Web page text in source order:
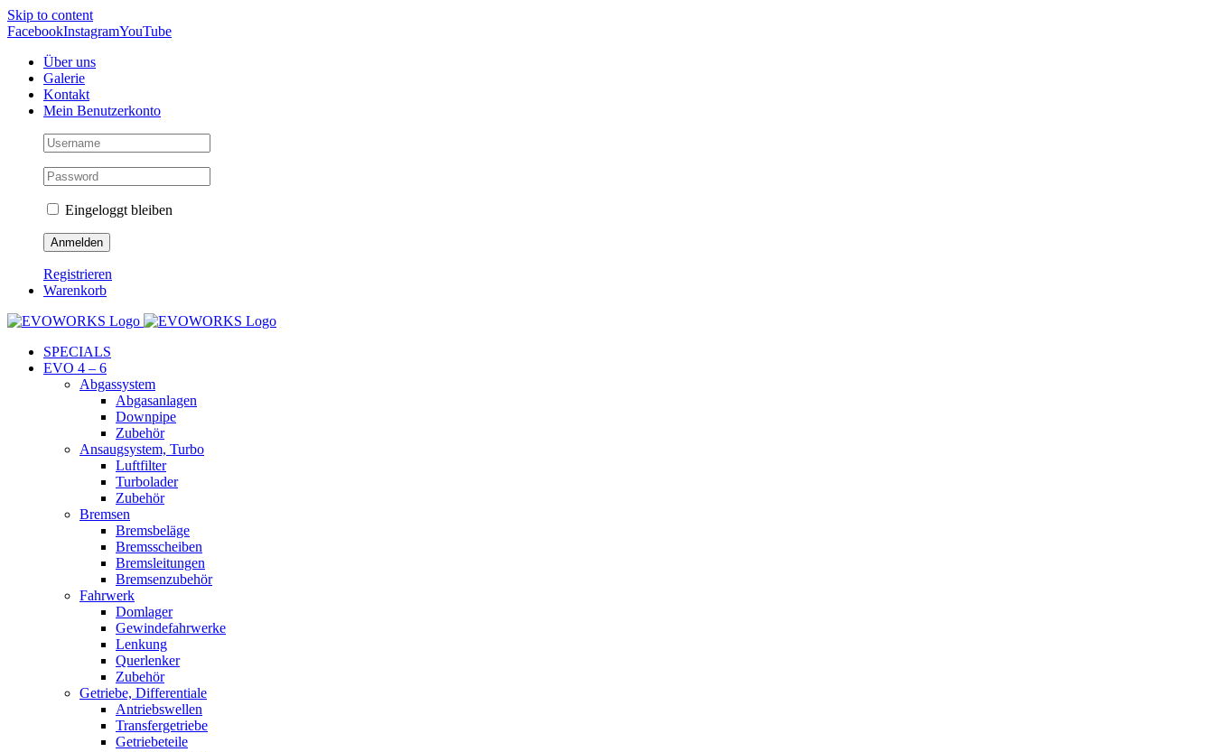
Skip to content
FacebookInstagramYouTube
Über uns
Galerie
Kontakt
Mein Benutzerkonto
Eingeloggt bleiben
Registrieren
Warenkorb
SPECIALS
EVO 4 – 6
Abgassystem
Abgasanlagen
Downpipe
Zubehör
Ansaugsystem, Turbo
Luftfilter
Turbolader
Zubehör
Bremsen
Bremsbeläge
Bremsscheiben
Bremsleitungen
Bremsenzubehör
Fahrwerk
Domlager
Gewindefahrwerke
Lenkung
Querlenker
Zubehör
Getriebe, Differentiale
Antriebswellen
Transfergetriebe
Getriebeteile